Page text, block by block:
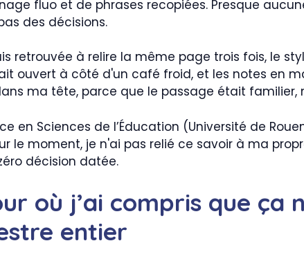
fluo et de phrases recopiées. Presque
des décisions.
retrouvée à relire la même page trois fois, le
ouvert à côté d'un café froid, et les notes en
ma tête, parce que le passage était familier,
en Sciences de l’Éducation (Université de
le moment, je n'ai pas relié ce savoir à ma
décision datée.
où j’ai compris que ça
entier